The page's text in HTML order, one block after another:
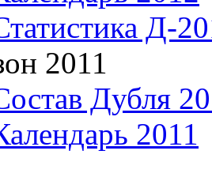
Д-
2011
Дубля
2011